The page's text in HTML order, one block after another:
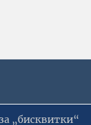
„бисквитки“